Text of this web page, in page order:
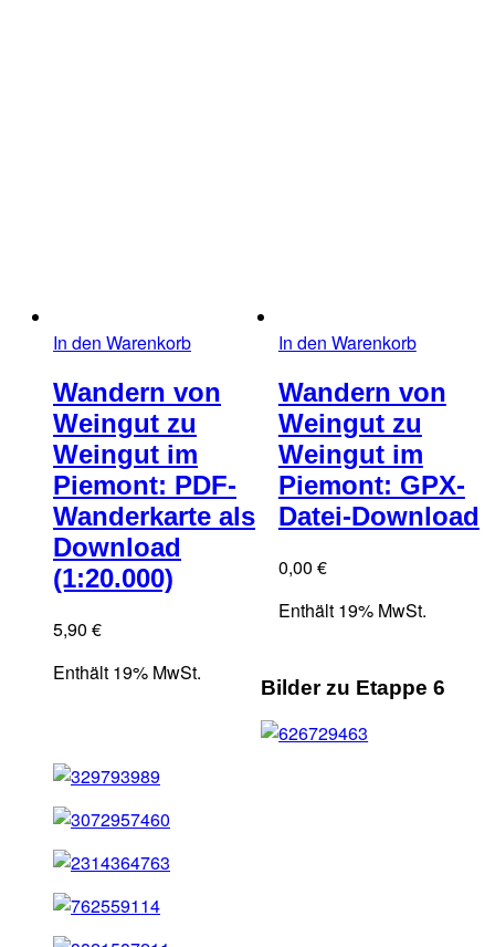
In den Warenkorb
Wandern von
Weingut zu
Weingut im
Piemont: PDF-
Wanderkarte als
Download
(1:20.000)
5,90 €
Enthält 19% MwSt.
In den Warenkorb
Wandern von
Weingut zu
Weingut im
Piemont: GPX-
Datei-Download
0,00 €
Enthält 19% MwSt.
Bilder zu Etappe 6